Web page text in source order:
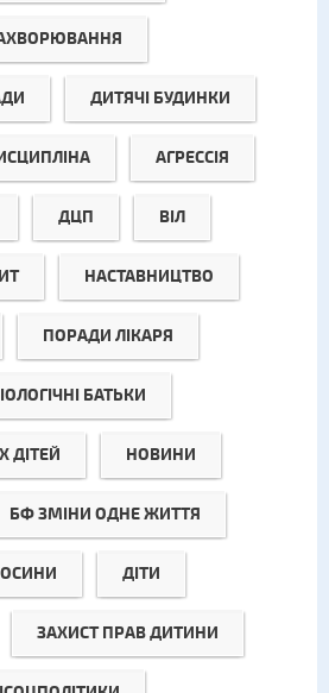
ДИТЯЧІ БУДИНКИ
АГРЕССІЯ
ДЦП ВІЛ
НАСТАВНИЦТВО
ПОРАДИ ЛІКАРЯ
БАТЬКИ
ДІТЕЙ НОВИНИ
БФ ЗМІНИ ОДНЕ ЖИТТЯ
ДІТИ
ЗАХИСТ ПРАВ ДИТИНИ